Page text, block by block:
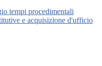
tempi procedimentali
e acquisizione d'ufficio